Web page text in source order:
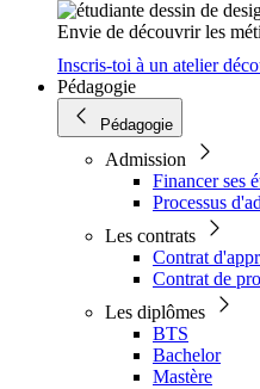
Envie de découvrir les
Inscris-toi à un atelier
Pédagogie
Pédagogie
Admission
Financer ses
Processus
Les contrats
Contrat
Contrat de
Les diplômes
BTS
Bachelor
Mastère